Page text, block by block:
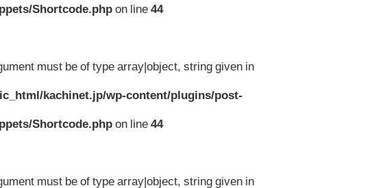
Shortcode.php on line44
must be of type array|object, string given in
kachinet.jp/wp-content/plugins/post-
Shortcode.php on line44
must be of type array|object, string given in